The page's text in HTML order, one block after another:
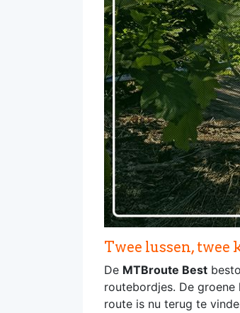
Twee lussen, twee
De MTBroute Best
routebordjes. De
route is nu terug te